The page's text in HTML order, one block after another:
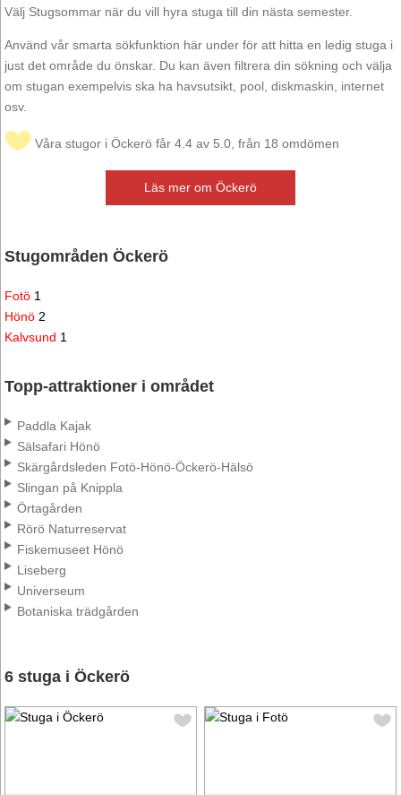
Välj Stugsommar när du vill hyra stuga till din nästa semester.
Använd vår smarta sökfunktion här under för att hitta en ledig stuga i
just det område du önskar. Du kan även filtrera din sökning och välja
om stugan exempelvis ska ha havsutsikt, pool, diskmaskin, internet
osv.
Läs mer om Öckerö
Våra stugor i Öckerö får 4.4 av 5.0, från 18 omdömen
Stugområden Öckerö
Fotö 1
Hönö 2
Kalvsund 1
Topp-attraktioner i området
Paddla Kajak
Sälsafari Hönö
Skärgårdsleden Fotö-Hönö-Öckerö-Hälsö
Slingan på Knippla
Örtagården
Rörö Naturreservat
Fiskemuseet Hönö
Liseberg
Universeum
Botaniska trädgården
6 stuga i Öckerö